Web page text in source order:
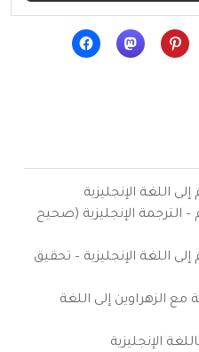
اللغة الإنجليزية
– الترجمة الإنجليزية (صحيح
اللغة الإنجليزية – تحقيق
الزهراوين إلى اللغة
الإنجليزية